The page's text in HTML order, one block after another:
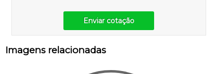
Enviar cotação
Imagens relacionadas